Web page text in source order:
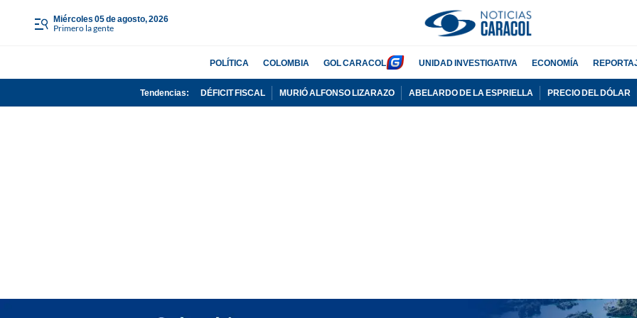
miércoles 05 de agosto, 2026
Primero la gente
POLÍTICA COLOMBIA GOL CARACOL UNIDAD INVESTIGATIVA ECONOMÍA
Tendencias: DÉFICIT FISCAL MURIÓ ALFONSO LIZARAZO ABELARDO DE LA ESPRIELLA PRECIO DEL DÓLAR